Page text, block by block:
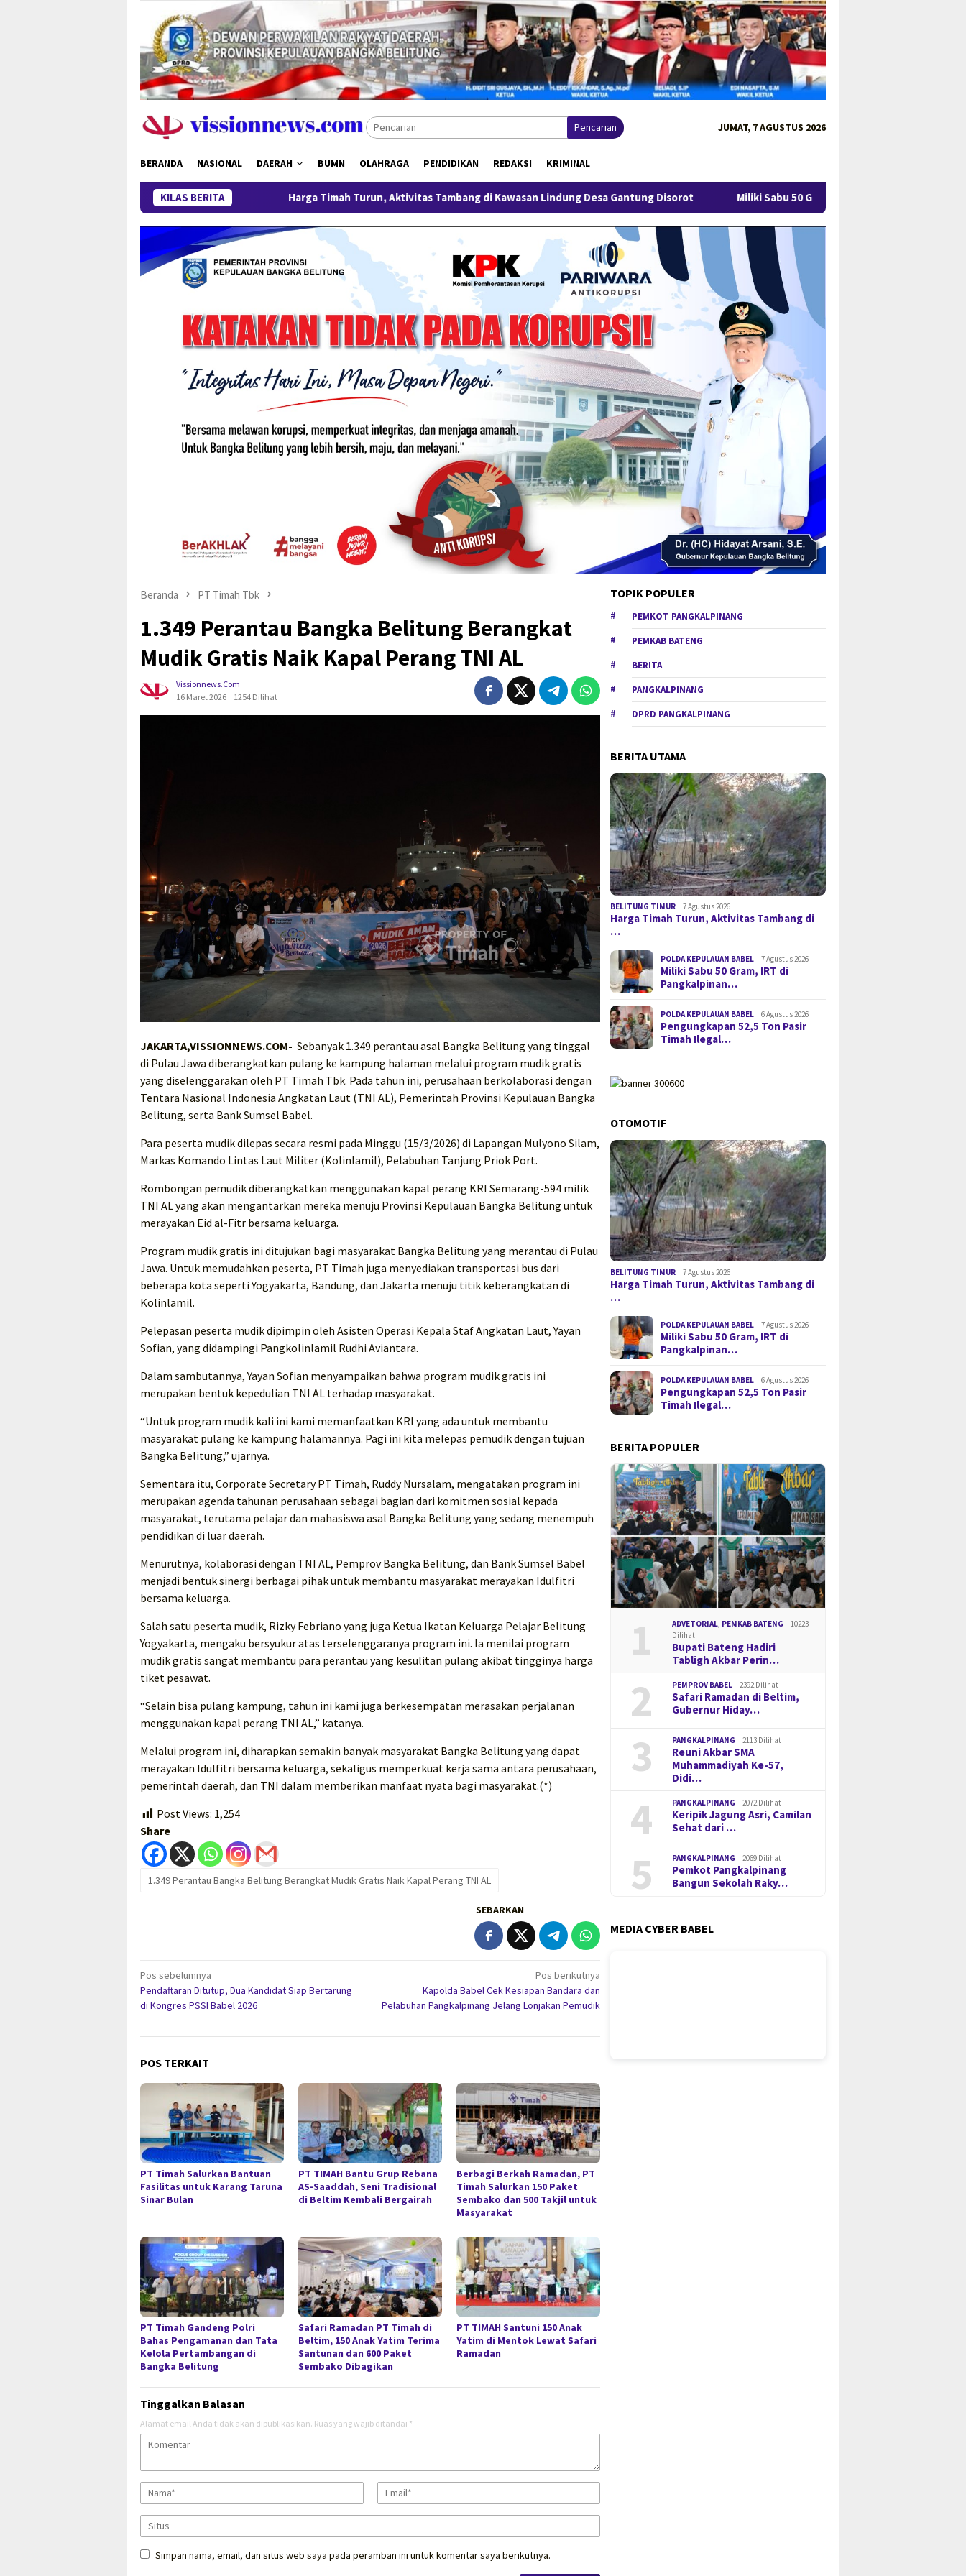
konten
Pencarian JUMAT, 7 AGUSTUS 2026
BERANDA NASIONAL DAERAH BUMN OLAHRAGA PENDIDIKAN REDAKSI KRIMINAL
KILAS BERITA
Harga Timah Turun, Aktivitas Tambang di Kawasan Lindung Desa Gantung Disorot Miliki Sabu 50 Gram, IRT di Pangkalpinang Ditangkap Ditresnarkoba
Beranda PT Timah Tbk
1.349 Perantau Bangka Belitung Berangkat
Mudik Gratis Naik Kapal Perang TNI AL
Vissionnews.com
16 Maret 2026
1254 Dilihat
JAKARTA,VISSIONNEWS.COM- Sebanyak 1.349 perantau asal Bangka Belitung yang tinggal
di Pulau Jawa diberangkatkan pulang ke kampung halaman melalui program mudik gratis
yang diselenggarakan oleh PT Timah Tbk. Pada tahun ini, perusahaan berkolaborasi dengan
Tentara Nasional Indonesia Angkatan Laut (TNI AL), Pemerintah Provinsi Kepulauan Bangka
Belitung, serta Bank Sumsel Babel.
Para peserta mudik dilepas secara resmi pada Minggu (15/3/2026) di Lapangan Mulyono Silam,
Markas Komando Lintas Laut Militer (Kolinlamil), Pelabuhan Tanjung Priok Port.
Rombongan pemudik diberangkatkan menggunakan kapal perang KRI Semarang-594 milik
TNI AL yang akan mengantarkan mereka menuju Provinsi Kepulauan Bangka Belitung untuk
merayakan Eid al-Fitr bersama keluarga.
Program mudik gratis ini ditujukan bagi masyarakat Bangka Belitung yang merantau di Pulau
Jawa. Untuk memudahkan peserta, PT Timah juga menyediakan transportasi bus dari
beberapa kota seperti Yogyakarta, Bandung, dan Jakarta menuju titik keberangkatan di
Kolinlamil.
Pelepasan peserta mudik dipimpin oleh Asisten Operasi Kepala Staf Angkatan Laut, Yayan
Sofian, yang didampingi Pangkolinlamil Rudhi Aviantara.
Dalam sambutannya, Yayan Sofian menyampaikan bahwa program mudik gratis ini
merupakan bentuk kepedulian TNI AL terhadap masyarakat.
“Untuk program mudik kali ini kami memanfaatkan KRI yang ada untuk membantu
masyarakat pulang ke kampung halamannya. Pagi ini kita melepas pemudik dengan tujuan
Bangka Belitung,” ujarnya.
Sementara itu, Corporate Secretary PT Timah, Ruddy Nursalam, mengatakan program ini
merupakan agenda tahunan perusahaan sebagai bagian dari komitmen sosial kepada
masyarakat, terutama pelajar dan mahasiswa asal Bangka Belitung yang sedang menempuh
pendidikan di luar daerah.
Menurutnya, kolaborasi dengan TNI AL, Pemprov Bangka Belitung, dan Bank Sumsel Babel
menjadi bentuk sinergi berbagai pihak untuk membantu masyarakat merayakan Idulfitri
bersama keluarga.
Salah satu peserta mudik, Rizky Febriano yang juga Ketua Ikatan Keluarga Pelajar Belitung
Yogyakarta, mengaku bersyukur atas terselenggaranya program ini. Ia menilai program
mudik gratis sangat membantu para perantau yang kesulitan pulang akibat tingginya harga
tiket pesawat.
“Selain bisa pulang kampung, tahun ini kami juga berkesempatan merasakan perjalanan
menggunakan kapal perang TNI AL,” katanya.
Melalui program ini, diharapkan semakin banyak masyarakat Bangka Belitung yang dapat
merayakan Idulfitri bersama keluarga, sekaligus memperkuat kerja sama antara perusahaan,
pemerintah daerah, dan TNI dalam memberikan manfaat nyata bagi masyarakat.(*)
Post Views: 1,254
Share
1.349 Perantau Bangka Belitung Berangkat Mudik Gratis Naik Kapal Perang TNI AL
SEBARKAN
Navigasi
pos
Pos sebelumnya
Pendaftaran Ditutup, Dua Kandidat Siap Bertarung
di Kongres PSSI Babel 2026
Pos berikutnya
Kapolda Babel Cek Kesiapan Bandara dan
Pelabuhan Pangkalpinang Jelang Lonjakan Pemudik
POS TERKAIT
PT Timah Salurkan Bantuan
Fasilitas untuk Karang Taruna
Sinar Bulan
PT TIMAH Bantu Grup Rebana
AS-Saaddah, Seni Tradisional
di Beltim Kembali Bergairah
Berbagi Berkah Ramadan, PT
Timah Salurkan 150 Paket
Sembako dan 500 Takjil untuk
Masyarakat
PT Timah Gandeng Polri
Bahas Pengamanan dan Tata
Kelola Pertambangan di
Bangka Belitung
Safari Ramadan PT Timah di
Beltim, 150 Anak Yatim Terima
Santunan dan 600 Paket
Sembako Dibagikan
PT TIMAH Santuni 150 Anak
Yatim di Mentok Lewat Safari
Ramadan
Tinggalkan Balasan
Alamat email Anda tidak akan dipublikasikan. Ruas yang wajib ditandai *
Simpan nama, email, dan situs web saya pada peramban ini untuk komentar saya berikutnya.
TOPIK POPULER
PEMKOT PANGKALPINANG
PEMKAB BATENG
BERITA
PANGKALPINANG
DPRD PANGKALPINANG
BERITA UTAMA
BELITUNG TIMUR 7 Agustus 2026
Harga Timah Turun, Aktivitas Tambang di
…
POLDA KEPULAUAN BABEL 7 Agustus 2026
Miliki Sabu 50 Gram, IRT di
Pangkalpinan…
POLDA KEPULAUAN BABEL 6 Agustus 2026
Pengungkapan 52,5 Ton Pasir
Timah Ilegal…
OTOMOTIF
BELITUNG TIMUR 7 Agustus 2026
Harga Timah Turun, Aktivitas Tambang di
…
POLDA KEPULAUAN BABEL 7 Agustus 2026
Miliki Sabu 50 Gram, IRT di
Pangkalpinan…
POLDA KEPULAUAN BABEL 6 Agustus 2026
Pengungkapan 52,5 Ton Pasir
Timah Ilegal…
BERITA POPULER
1 ADVETORIAL, PEMKAB BATENG
10223
Dilihat
Bupati Bateng Hadiri
Tabligh Akbar Perin…
2 PEMPROV BABEL 2392 Dilihat
Safari Ramadan di Beltim,
Gubernur Hiday…
3 PANGKALPINANG 2113 Dilihat
Reuni Akbar SMA
Muhammadiyah Ke-57,
Didi…
4 PANGKALPINANG 2072 Dilihat
Keripik Jagung Asri, Camilan
Sehat dari …
5 PANGKALPINANG 2069 Dilihat
Pemkot Pangkalpinang
Bangun Sekolah Raky…
MEDIA CYBER BABEL